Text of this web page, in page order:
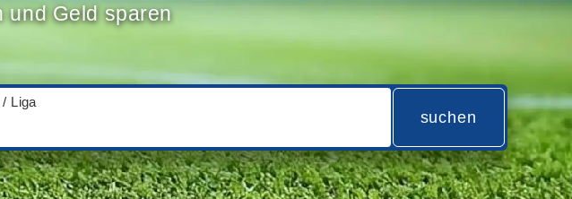
und Geld sparen
Liga
suchen